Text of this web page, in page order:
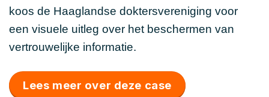
koos de Haaglandse doktersvereniging voor
een visuele uitleg over het beschermen van
vertrouwelijke informatie.
Lees meer over deze case